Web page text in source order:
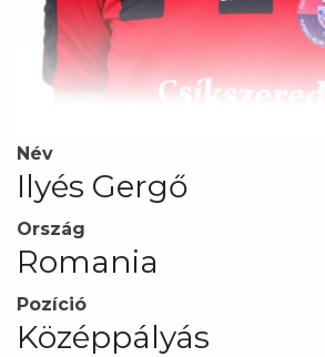
Név
Ilyés Gergő
Ország
Romania
Pozíció
Középpályás